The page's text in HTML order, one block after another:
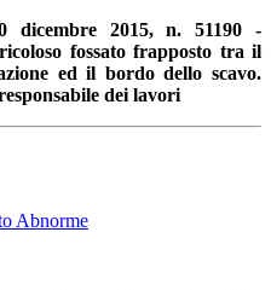
dicembre 2015, n. 51190 -
fossato frapposto tra il
ed il bordo dello scavo.
dei lavori
Abnorme